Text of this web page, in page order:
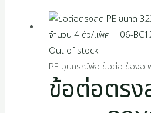
Out of stock
PE อุปกรณ์พีอี ข้อต่อ ข้องอ
ข้อต่อตรง